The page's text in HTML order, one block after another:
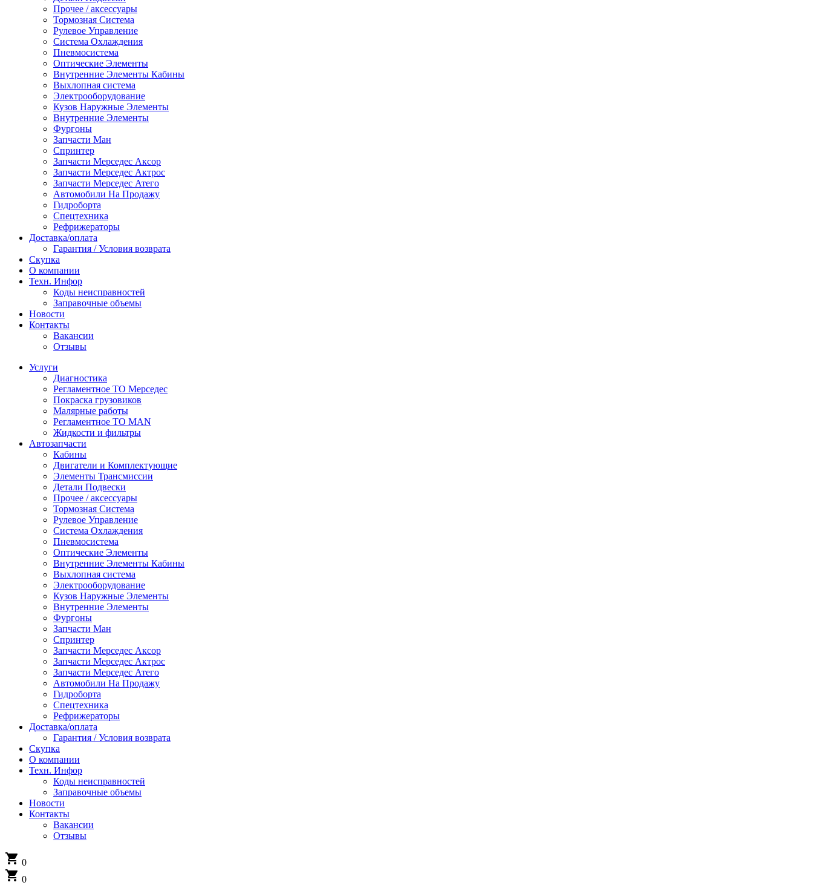
Прочее / аксессуары
Тормозная Система
Рулевое Управление
Система Охлаждения
Пневмосистема
Оптические Элементы
Внутренние Элементы Кабины
Выхлопная система
Электрооборудование
Кузов Наружные Элементы
Внутренние Элементы
Фургоны
Запчасти Ман
Спринтер
Запчасти Мерседес Аксор
Запчасти Мерседес Актрос
Запчасти Мерседес Атего
Автомобили На Продажу
Гидроборта
Спецтехника
Рефрижераторы
Доставка/оплата
Гарантия / Условия возврата
Скупка
О компании
Техн. Инфор
Коды неисправностей
Заправочные объемы
Новости
Контакты
Вакансии
Отзывы
Услуги
Диагностика
Регламентное ТО Мерседес
Покраска грузовиков
Малярные работы
Регламентное ТО MAN
Жидкости и фильтры
Автозапчасти
Кабины
Двигатели и Комплектующие
Элементы Трансмиссии
Детали Подвески
Прочее / аксессуары
Тормозная Система
Рулевое Управление
Система Охлаждения
Пневмосистема
Оптические Элементы
Внутренние Элементы Кабины
Выхлопная система
Электрооборудование
Кузов Наружные Элементы
Внутренние Элементы
Фургоны
Запчасти Ман
Спринтер
Запчасти Мерседес Аксор
Запчасти Мерседес Актрос
Запчасти Мерседес Атего
Автомобили На Продажу
Гидроборта
Спецтехника
Рефрижераторы
Доставка/оплата
Гарантия / Условия возврата
Скупка
О компании
Техн. Инфор
Коды неисправностей
Заправочные объемы
Новости
Контакты
Вакансии
Отзывы
shopping_cart 0
shopping_cart 0